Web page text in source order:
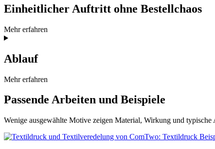
Einheitlicher Auftritt ohne Bestellchaos
Mehr erfahren
Ablauf
Mehr erfahren
Passende Arbeiten und Beispiele
Wenige ausgewählte Motive zeigen Material, Wirkung und typische